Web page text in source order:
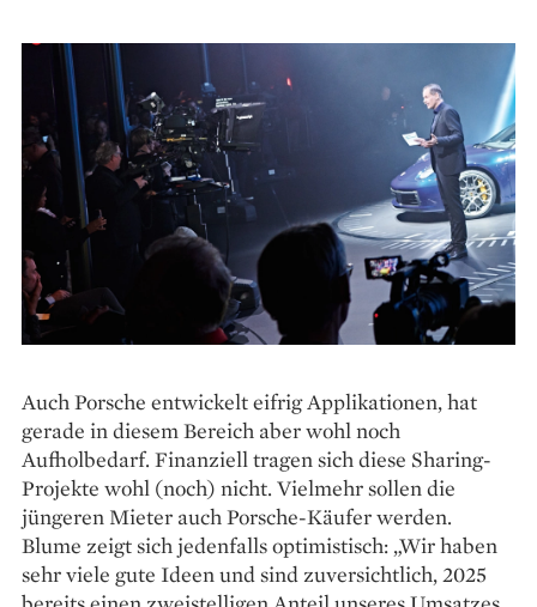
Auch Porsche entwickelt eifrig Applikationen, hat
gerade in diesem Bereich aber wohl noch
Aufholbedarf. Finanziell tragen sich diese Sharing-
Projekte wohl (noch) nicht. Vielmehr sollen die
jüngeren Mieter auch Porsche-Käufer werden.
Blume zeigt sich jedenfalls optimistisch: „Wir haben
sehr viele gute Ideen und sind zuversichtlich, 2025